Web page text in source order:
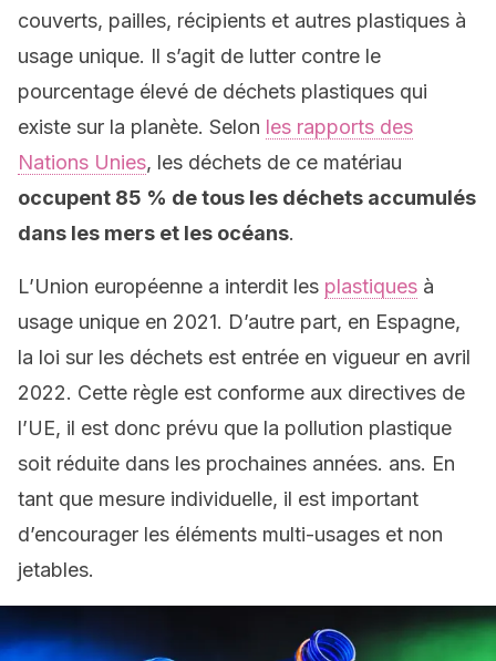
couverts, pailles, récipients et autres plastiques à
usage unique. Il s’agit de lutter contre le
pourcentage élevé de déchets plastiques qui
existe sur la planète. Selon les rapports des
Nations Unies, les déchets de ce matériau
occupent 85 % de tous les déchets accumulés
dans les mers et les océans.
L’Union européenne a interdit les plastiques à
usage unique en 2021. D’autre part, en Espagne,
la loi sur les déchets est entrée en vigueur en avril
2022. Cette règle est conforme aux directives de
l’UE, il est donc prévu que la pollution plastique
soit réduite dans les prochaines années. ans. En
tant que mesure individuelle, il est important
d’encourager les éléments multi-usages et non
jetables.